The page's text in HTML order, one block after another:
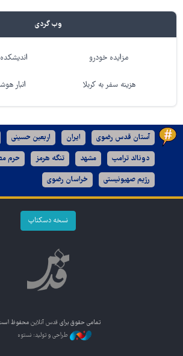
وب گردی
مزایده خودرو
هزینه سفر به کربلا انبار
آستان قدس رضوی ایران اربعین حسینی
دونالد ترامپ مشهد تنگه هرمز حرم
رژیم صهیونیستی خراسان رضوی
نسخه دسکتاپ
تمامی حقوق برای قدس آنلاین محفوظ
طراحی و تولید: نستوه